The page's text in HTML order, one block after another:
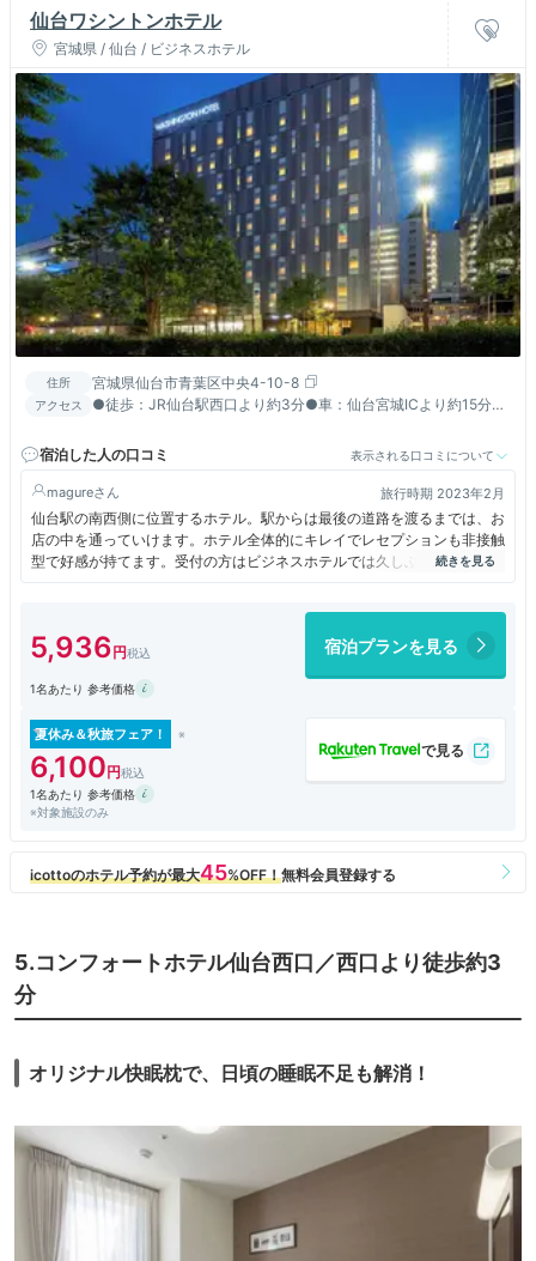
仙台ワシントンホテル
宮城県 / 仙台 / ビジネスホテル
住所 宮城県仙台市青葉区中央4-10-8
アクセス
●徒歩：JR仙台駅西口より約3分●車：仙台宮城ICより約15分●
宿泊した人の口コミ
表示される口コミについて
magure 旅行時期 2023年2月
仙台駅の南西側に位置するホテル。駅からは最後の道路を渡るまでは、お
店の中を通っていけます。ホテル全体的にキレイでレセプションも非接触
型で好感が持てます。受付の方はビジネスホテルでは久しぶりに素晴らし
い接客の方にお会いできました。部屋は広めで、セパレートの洗面所、お
5,936 宿泊プランを見る
1名あたり 参考価格
夏休み＆秋旅フェア！
6,100
1名あたり 参考価格
※対象施設のみ
5.コンフォートホテル仙台西口／西口より徒歩約3
分
オリジナル快眠枕で、日頃の睡眠不足も解消！